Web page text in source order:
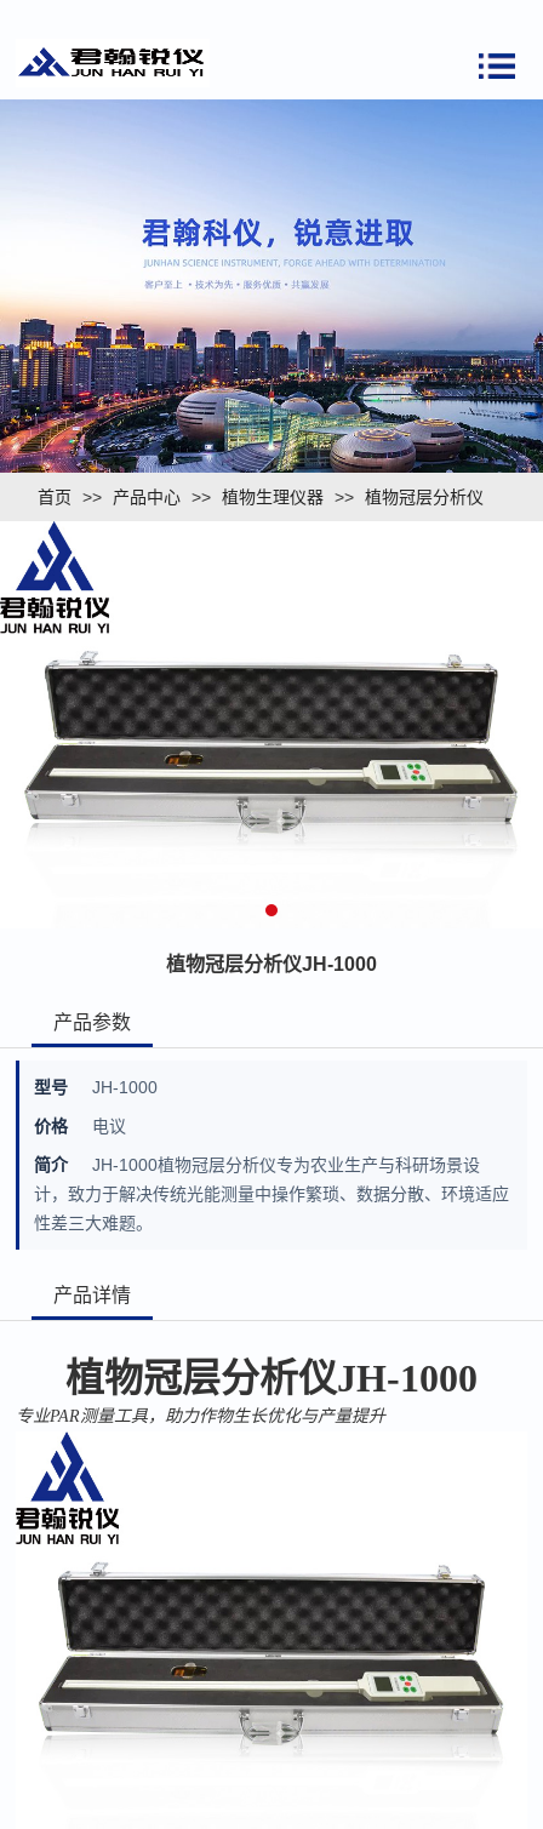
首页 >> 产品中心 >> 植物生理仪器 >> 植物冠层分析仪
植物冠层分析仪JH-1000
产品参数
型号
JH-1000
价格
电议
简介
JH-1000植物冠层分析仪专为农业生产与科研场景设
计，致力于解决传统光能测量中操作繁琐、数据分散、环境适应
性差三大难题。
产品详情
植物冠层分析仪JH-1000
专业PAR测量工具，助力作物生长优化与产量提升